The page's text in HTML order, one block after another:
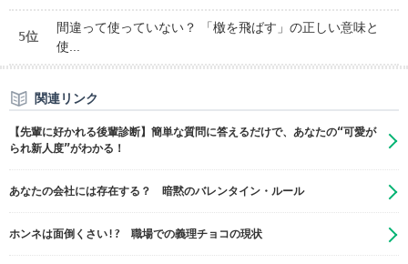
5位
間違って使っていない？ 「檄を飛ばす」の正しい意味と
使...
関連リンク
【先輩に好かれる後輩診断】簡単な質問に答えるだけで、あなたの“可愛が
られ新人度”がわかる！
あなたの会社には存在する？ 暗黙のバレンタイン・ルール
ホンネは面倒くさい!? 職場での義理チョコの現状